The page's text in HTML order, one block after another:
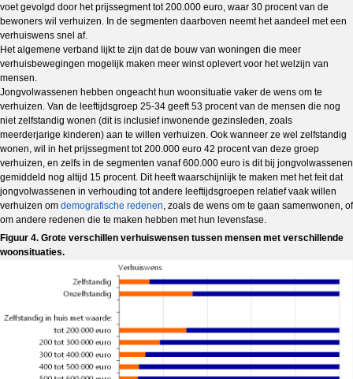
voet gevolgd door het prijssegment tot 200.000 euro, waar 30 procent van de
bewoners wil verhuizen. In de segmenten daarboven neemt het aandeel met een
verhuiswens snel af.
Het algemene verband lijkt te zijn dat de bouw van woningen die meer
verhuisbewegingen mogelijk maken meer winst oplevert voor het welzijn van
mensen.
Jongvolwassenen hebben ongeacht hun woonsituatie vaker de wens om te
verhuizen. Van de leeftijdsgroep 25-34 geeft 53 procent van de mensen die nog
niet zelfstandig wonen (dit is inclusief inwonende gezinsleden, zoals
meerderjarige kinderen) aan te willen verhuizen. Ook wanneer ze wel zelfstandig
wonen, wil in het prijssegment tot 200.000 euro 42 procent van deze groep
verhuizen, en zelfs in de segmenten vanaf 600.000 euro is dit bij jongvolwassenen
gemiddeld nog altijd 15 procent. Dit heeft waarschijnlijk te maken met het feit dat
jongvolwassenen in verhouding tot andere leeftijdsgroepen relatief vaak willen
verhuizen om demografische redenen, zoals de wens om te gaan samenwonen, of
om andere redenen die te maken hebben met hun levensfase.
Figuur 4. Grote verschillen verhuiswensen tussen mensen met verschillende
woonsituaties.